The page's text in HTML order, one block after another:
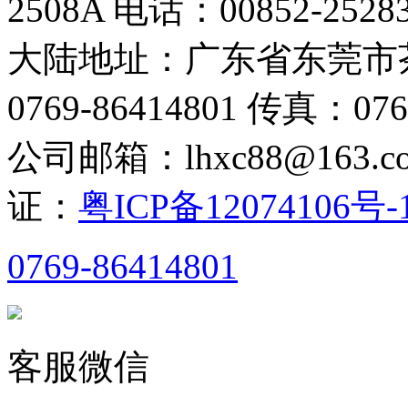
2508A 电话：00852-
大陆地址：广东省东莞
0769-86414801 传真：
公司邮箱：
证： 粤ICP备12074106号-
0769-86414801
客服微信